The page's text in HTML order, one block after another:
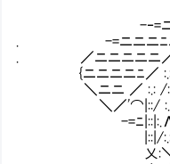
-=ニニ
-‐=ニニニニ
. -=ニニニﾆﾆ
. ／ニニニニニ／:.:.:/
{ニニニニﾆ／ :.:.
＼ニニ ／ :.: /:.:.:Λ:.:.
＼／'⌒|::/ :.:
-=ﾆ|::|:.Λ| L::ﾉ|八
|::|/:.: | '' ′＼|
乂:＼乂 ノ ノイ